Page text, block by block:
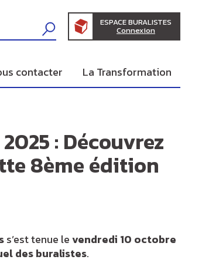
contacter La Transformation
ESPACE BURALISTES
Connexion
: Découvrez
8ème édition
s’est tenue levendredi 10 octobre
des buralistes.